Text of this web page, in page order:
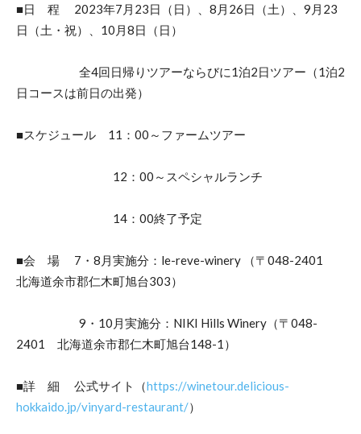
■日 程 2023年7月23日（日）、8月26日（土）、9月23
日（土・祝）、10月8日（日）
全4回日帰りツアーならびに1泊2日ツアー（1泊2
日コースは前日の出発）
■スケジュール 11：00～ファームツアー
12：00～スペシャルランチ
14：00終了予定
■会 場 7・8月実施分：le-reve-winery （〒048-2401
北海道余市郡仁木町旭台303）
9・10月実施分：NIKI Hills Winery（〒048-
2401 北海道余市郡仁木町旭台148-1）
■詳 細 公式サイト（https://winetour.delicious-
hokkaido.jp/vinyard-restaurant/）